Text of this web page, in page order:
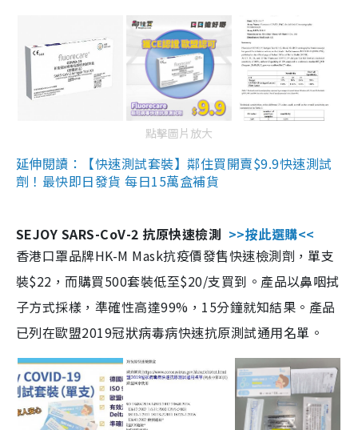
點擊圖片放大
延伸閱讀：【快速測試套裝】鄰住買開賣$9.9快速測試
劑！最快即日發貨 每日15萬盒補貨
SEJOY SARS-CoV-2 抗原快速檢測 >>按此選購<<
香港口罩品牌HK-M Mask抗疫價發售快速檢測劑，單支
裝$22，而購買500套裝低至$20/支買到。產品以鼻咽拭
子方式採樣，準確性高達99%，15分鐘就知結果。產品
已列在歐盟2019冠狀病毒病快速抗原測試通用名單。